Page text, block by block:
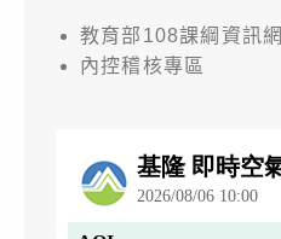
教育部108課綱資訊網
內控稽核專區